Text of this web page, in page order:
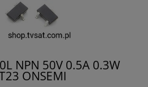
NPN 50V 0.5A 0.3W
ONSEMI